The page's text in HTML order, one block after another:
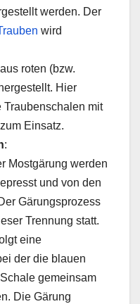
werden. Der
wird
roten (bzw.
Hier
Traubenschalen mit
Einsatz.
:
Mostgärung werden
und von den
Gärungsprozess
Trennung statt.
eine
der die blauen
gemeinsam
Die Gärung